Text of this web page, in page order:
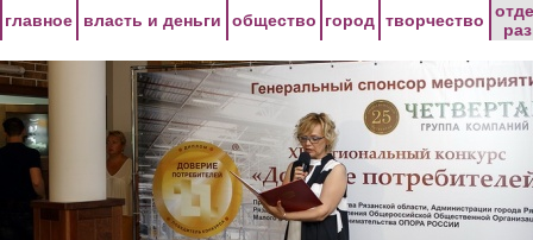
главное власть и деньги общество город творчество